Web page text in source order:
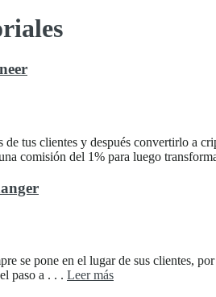
tus clientes y después convertirlo a
comisión del 1% para luego
se pone en el lugar de sus clientes,
paso a . . . Leer más